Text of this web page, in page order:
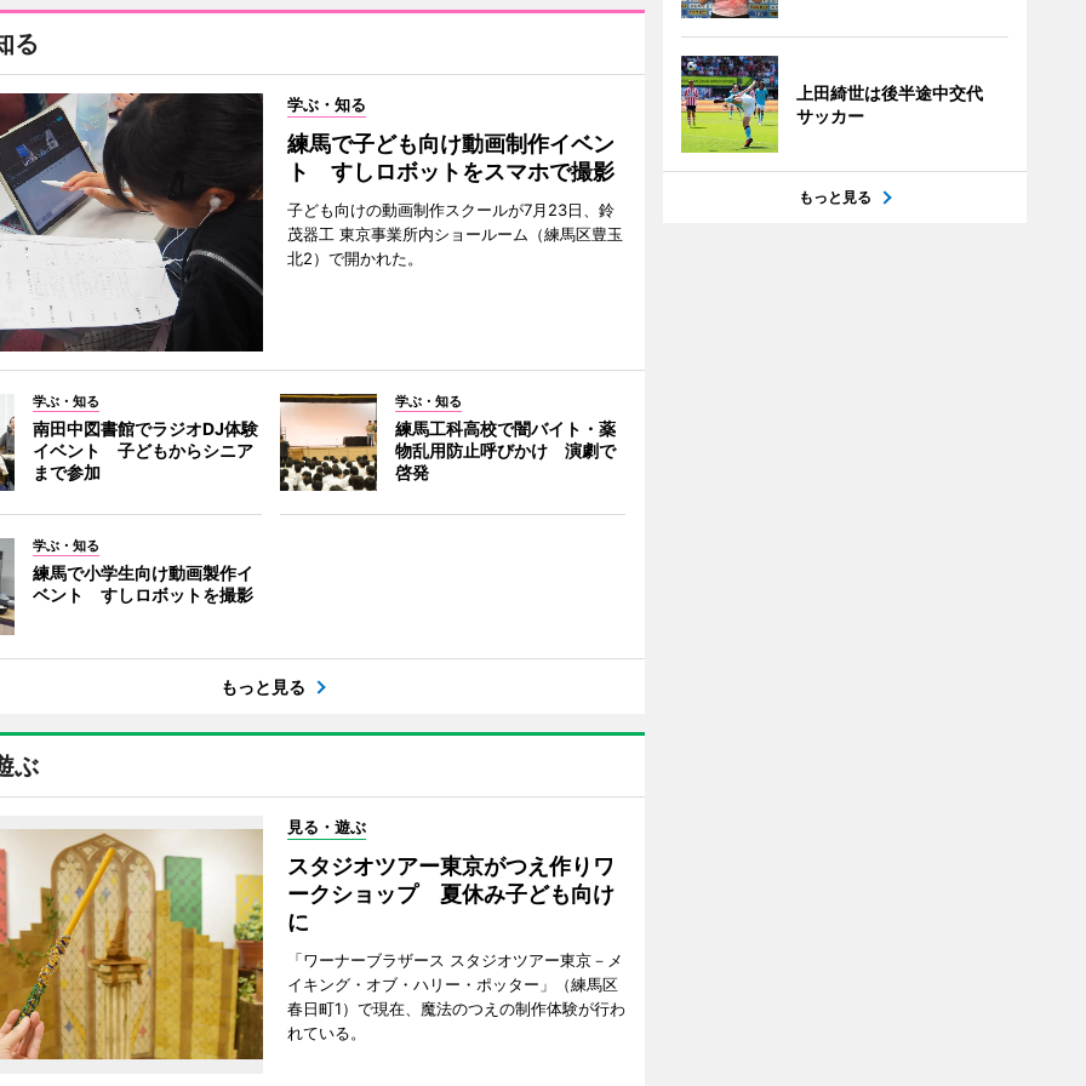
る
学ぶ・知る
練馬で子ども向け動画制作イベン
ト すしロボットをスマホで撮影
子ども向けの動画制作スクールが7月23日、鈴
茂器工 東京事業所内ショールーム（練馬区豊玉
北2）で開かれた。
学ぶ・知る
南田中図書館でラジオDJ体験
イベント 子どもからシニア
まで参加
学ぶ・知る
練馬工科高校で闇バイト・薬
物乱用防止呼びかけ 演劇で
啓発
学ぶ・知る
練馬で小学生向け動画製作イ
ベント すしロボットを撮影
もっと見る
ぶ
見る・遊ぶ
スタジオツアー東京がつえ作りワ
ークショップ 夏休み子ども向け
に
「ワーナーブラザース スタジオツアー東京－メ
イキング・オブ・ハリー・ポッター」（練馬区
春日町1）で現在、魔法のつえの制作体験が行わ
れている。
上田綺世は後半途中交代
サッカー
もっと見る